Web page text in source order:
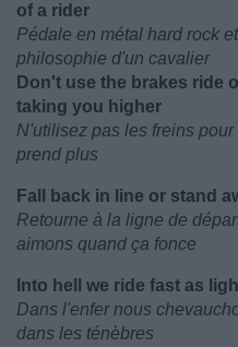
of a rider
Pédale en métal hard rock
philosophie d'un cavalier
Don't use the brakes ride
taking you higher
N'utilisez pas les freins
prend plus
Fall back in line or stand
Retourne à la ligne de
aimons quand ça fonce
Into hell we ride fast as
Dans l'enfer nous
dans les ténèbres